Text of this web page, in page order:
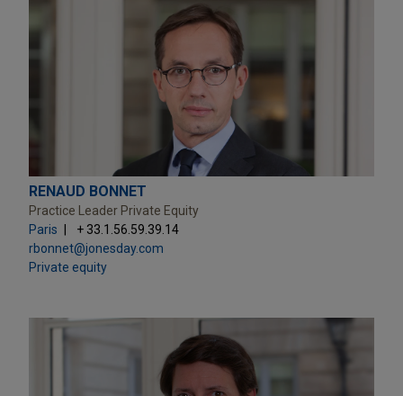
RENAUD BONNET
Practice Leader Private Equity
Paris
+ 33.1.56.59.39.14
rbonnet@jonesday.com
Private equity